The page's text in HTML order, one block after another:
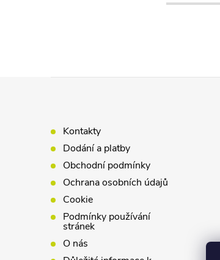
Kontakty
Dodání a platby
Obchodní podmínky
Ochrana osobních údajů
Cookie
Podmínky používání
stránek
O nás